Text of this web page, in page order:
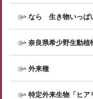
なら 生き物いっぱ
奈良県希少野生動植
外来種
特定外来生物「ヒア